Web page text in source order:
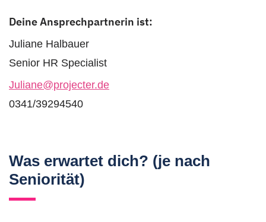
Deine Ansprechpartnerin ist:
Juliane Halbauer
Senior HR Specialist
Juliane@projecter.de
0341/39294540
Was erwartet dich? (je nach
Seniorität)